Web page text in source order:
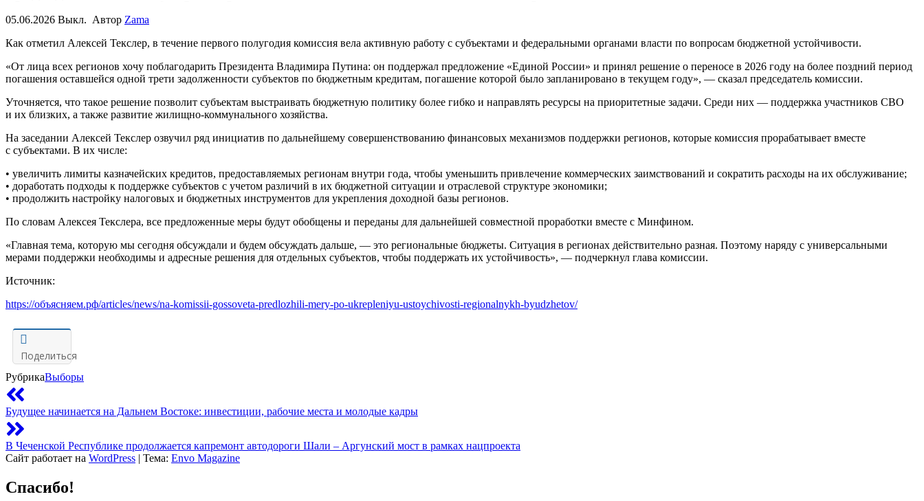
05.06.2026 Выкл. Автор Zama
Как отметил Алексей Текслер, в течение первого полугодия комиссия вела активную работу с субъектами и федеральными органами власти по вопросам бюджетной устойчивости.
«От лица всех регионов хочу поблагодарить Президента Владимира Путина: он поддержал предложение «Единой России» и принял решение о переносе в 2026 году на более поздний период
погашения оставшейся одной трети задолженности субъектов по бюджетным кредитам, погашение которой было запланировано в текущем году», — сказал председатель комиссии.
Уточняется, что такое решение позволит субъектам выстраивать бюджетную политику более гибко и направлять ресурсы на приоритетные задачи. Среди них — поддержка участников СВО
и их близких, а также развитие жилищно-коммунального хозяйства.
На заседании Алексей Текслер озвучил ряд инициатив по дальнейшему совершенствованию финансовых механизмов поддержки регионов, которые комиссия прорабатывает вместе
с субъектами. В их числе:
• увеличить лимиты казначейских кредитов, предоставляемых регионам внутри года, чтобы уменьшить привлечение коммерческих заимствований и сократить расходы на их обслуживание;
• доработать подходы к поддержке субъектов с учетом различий в их бюджетной ситуации и отраслевой структуре экономики;
• продолжить настройку налоговых и бюджетных инструментов для укрепления доходной базы регионов.
По словам Алексея Текслера, все предложенные меры будут обобщены и переданы для дальнейшей совместной проработки вместе с Минфином.
«Главная тема, которую мы сегодня обсуждали и будем обсуждать дальше, — это региональные бюджеты. Ситуация в регионах действительно разная. Поэтому наряду с универсальными
мерами поддержки необходимы и адресные решения для отдельных субъектов, чтобы поддержать их устойчивость», — подчеркнул глава комиссии.
Источник:
https://объясняем.рф/articles/news/na-komissii-gossoveta-predlozhili-mery-po-ukrepleniyu-ustoychivosti-regionalnykh-byudzhetov/
Поделиться
РубрикаВыборы
Будущее начинается на Дальнем Востоке: инвестиции, рабочие места и молодые кадры
В Чеченской Республике продолжается капремонт автодороги Шали – Аргунский мост в рамках нацпроекта
Сайт работает на WordPress | Тема: Envo Magazine
Спасибо!